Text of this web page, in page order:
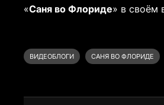
«Саня во Флориде» в своём
ВИДЕОБЛОГИ САНЯ ВО ФЛОРИДЕ